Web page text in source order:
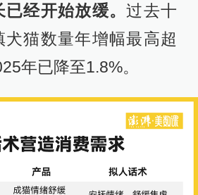
已经开始放缓。过去十
猫数量年增幅最高超
年已降至1.8%。